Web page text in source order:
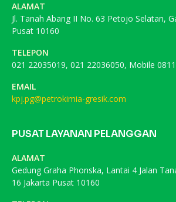
ALAMAT
Jl. Tanah Abang II No. 63 Petojo Selatan,
Pusat 10160
TELEPON
021 22035019, 021 22036050, Mobile
EMAIL
kpj.pg@petrokimia-gresik.com
PUSAT LAYANAN PELANGGAN
ALAMAT
Gedung Graha Phonska, Lantai 4 Jalan
16 Jakarta Pusat 10160